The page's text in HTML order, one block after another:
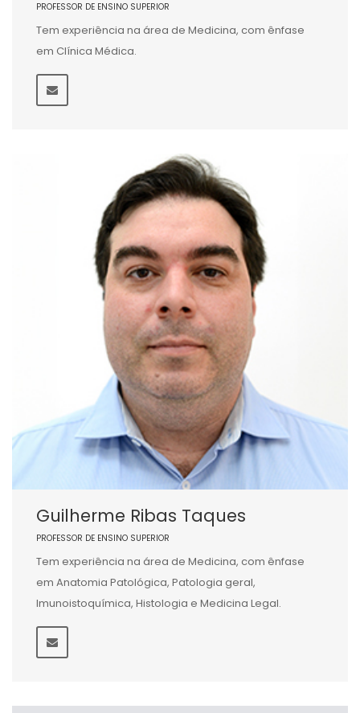
PROFESSOR DE ENSINO SUPERIOR
Tem experiência na área de Medicina, com ênfase
em Clínica Médica.
Guilherme Ribas Taques
PROFESSOR DE ENSINO SUPERIOR
Tem experiência na área de Medicina, com ênfase
em Anatomia Patológica, Patologia geral,
Imunoistoquímica, Histologia e Medicina Legal.